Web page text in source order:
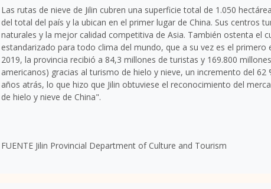
Las rutas de nieve de Jilin cubren una superficie total de 1.050
del total del país y la ubican en el primer lugar de China. Sus centros
naturales y la mejor calidad competitiva de Asia. También ostenta el
estandarizado para todo clima del mundo, que a su vez es el primero
2019, la provincia recibió a 84,3 millones de turistas y 169.800
americanos) gracias al turismo de hielo y nieve, un incremento del
años atrás, lo que hizo que Jilin obtuviese el reconocimiento del
de hielo y nieve de China".
FUENTE Jilin Provincial Department of Culture and Tourism